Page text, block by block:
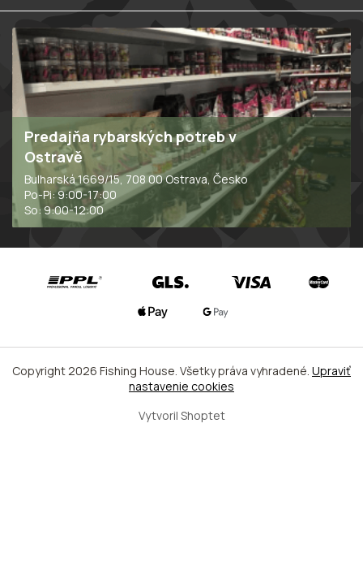
Predajňa rybarských potreb v
Ostravě
Bulharská 1669/15, 708 00 Ostrava, Česko
Po-Pi: 9:00-17:00
So: 9:00-12:00
Vytvoril Shoptet
Copyright 2026 Fishing House. Všetky práva vyhradené. Upraviť
nastavenie cookies